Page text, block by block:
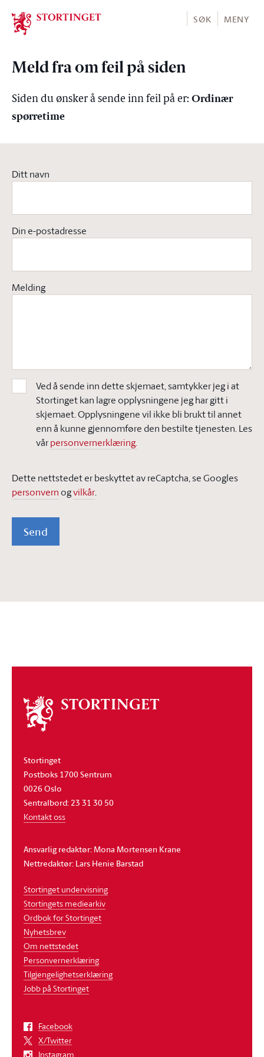
Stortinget.no
SØK MENY
Meld fra om feil på siden
Siden du ønsker å sende inn feil på er: Ordinær
spørretime
Ditt navn
Din e-postadresse
Melding
Ved å sende inn dette skjemaet, samtykker jeg i at
Stortinget kan lagre opplysningene jeg har gitt i
skjemaet. Opplysningene vil ikke bli brukt til annet
enn å kunne gjennomføre den bestilte tjenesten. Les
vårpersonvernerklæring.
Dette nettstedet er beskyttet av reCaptcha, se Googles
personvern ogvilkår.
Send
Om
stortinget
Stortinget
Postboks 1700 Sentrum
0026 Oslo
Sentralbord: 23 31 30 50
Kontakt oss
Ansvarlig redaktør: Mona Mortensen Krane
Nettredaktør: Lars Henie Barstad
Stortinget undervisning
Stortingets mediearkiv
Ordbok for Stortinget
Nyhetsbrev
Om nettstedet
Personvernerklæring
Tilgjengelighetserklæring
Jobb på Stortinget
Facebook
X/Twitter
Instagram